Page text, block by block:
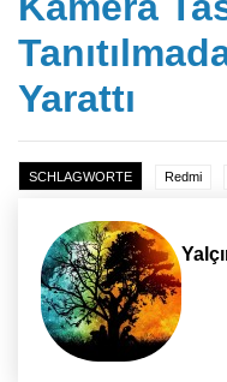
Yarattı
SCHLAGWORTE Redmi